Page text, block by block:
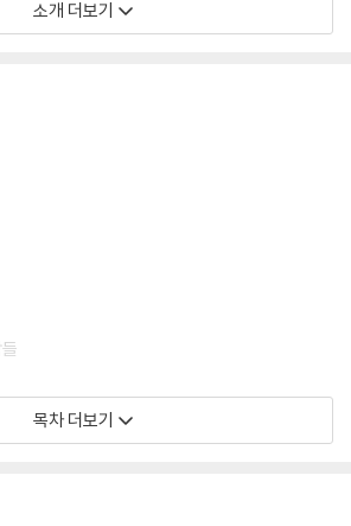
으로 되살리며, 20세기의 역사를 감내해야 했
역으로 국내에 처음으로 소개된다.
소개 더보기
가?
목차 더보기